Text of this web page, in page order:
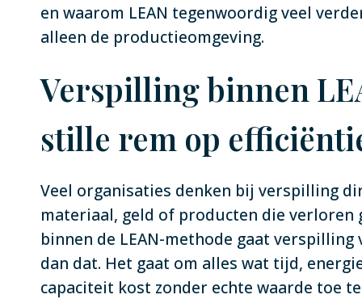
en waarom LEAN tegenwoordig veel
alleen de productieomgeving.
Verspilling binnen
stille rem op
Veel organisaties denken bij verspilling
materiaal, geld of producten die verloren
binnen de LEAN-methode gaat verspilling
dan dat. Het gaat om alles wat tijd,
capaciteit kost zonder echte waarde toe